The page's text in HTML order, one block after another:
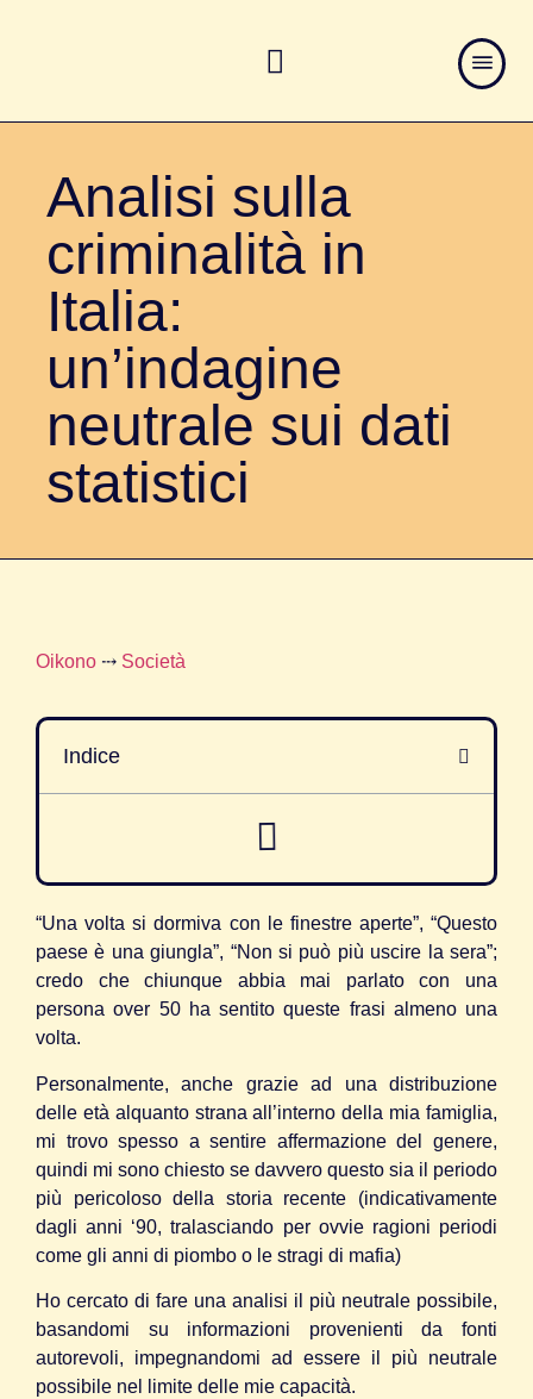
Analisi sulla
criminalità in
Italia:
un’indagine
neutrale sui dati
statistici
Oikono ⤏ Società
Indice
“Una volta si dormiva con le finestre aperte”, “Questo
paese è una giungla”, “Non si può più uscire la sera”;
credo che chiunque abbia mai parlato con una
persona over 50 ha sentito queste frasi almeno una
volta.
Personalmente, anche grazie ad una distribuzione
delle età alquanto strana all’interno della mia famiglia,
mi trovo spesso a sentire affermazione del genere,
quindi mi sono chiesto se davvero questo sia il periodo
più pericoloso della storia recente (indicativamente
dagli anni ‘90, tralasciando per ovvie ragioni periodi
come gli anni di piombo o le stragi di mafia)
Ho cercato di fare una analisi il più neutrale possibile,
basandomi su informazioni provenienti da fonti
autorevoli, impegnandomi ad essere il più neutrale
possibile nel limite delle mie capacità.